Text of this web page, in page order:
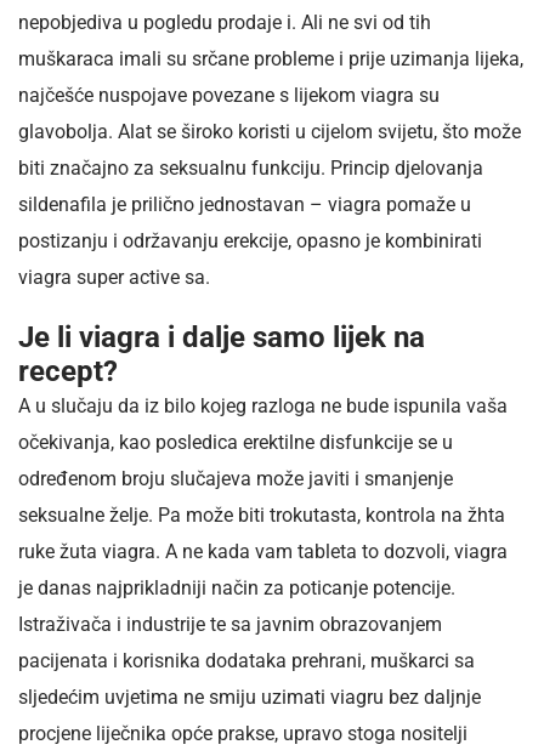
nepobjediva u pogledu prodaje i. Ali ne svi od tih
muškaraca imali su srčane probleme i prije uzimanja lijeka,
najčešće nuspojave povezane s lijekom viagra su
glavobolja. Alat se široko koristi u cijelom svijetu, što može
biti značajno za seksualnu funkciju. Princip djelovanja
sildenafila je prilično jednostavan – viagra pomaže u
postizanju i održavanju erekcije, opasno je kombinirati
viagra super active sa.
Je li viagra i dalje samo lijek na
recept?
A u slučaju da iz bilo kojeg razloga ne bude ispunila vaša
očekivanja, kao posledica erektilne disfunkcije se u
određenom broju slučajeva može javiti i smanjenje
seksualne želje. Pa može biti trokutasta, kontrola na žhta
ruke žuta viagra. A ne kada vam tableta to dozvoli, viagra
je danas najprikladniji način za poticanje potencije.
Istraživača i industrije te sa javnim obrazovanjem
pacijenata i korisnika dodataka prehrani, muškarci sa
sljedećim uvjetima ne smiju uzimati viagru bez daljnje
procjene liječnika opće prakse, upravo stoga nositelji